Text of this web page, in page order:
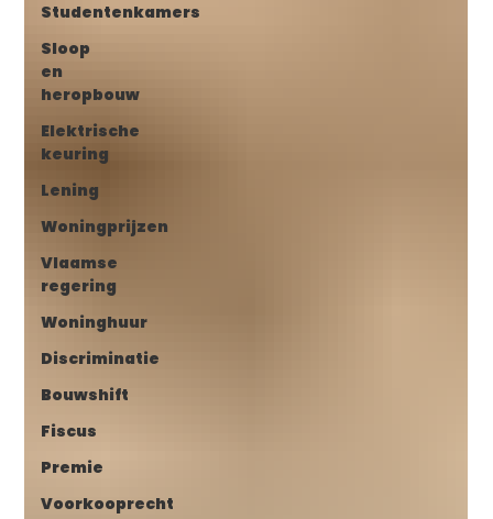
Studentenkamers
Sloop
en
heropbouw
Elektrische
keuring
Lening
Woningprijzen
Vlaamse
regering
Woninghuur
Discriminatie
Bouwshift
Fiscus
Premie
Voorkooprecht